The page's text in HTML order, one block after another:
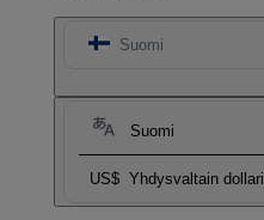
Suomi
Suomi
US$ Yhdysvaltain dollari